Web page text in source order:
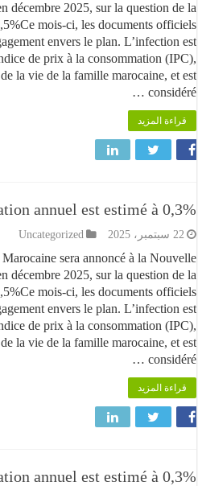
en décembre 2025, sur la
à0,5%Ce mois-ci, les documents
engagement envers le plan.
deIndice de prix à la consommation
de la vie de la famille
المزيد
annuel est estimé à
Uncategorized
Marocaine sera annoncé à la
en décembre 2025, sur la
à0,5%Ce mois-ci, les documents
engagement envers le plan.
deIndice de prix à la consommation
de la vie de la famille
المزيد
annuel est estimé à